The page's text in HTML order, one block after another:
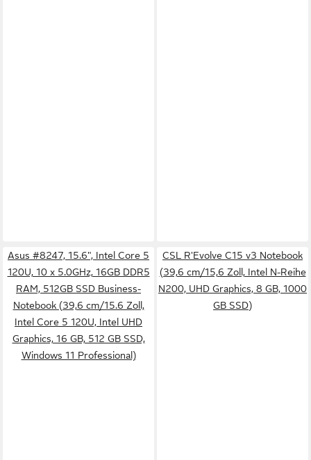
Asus #8247, 15.6", Intel Core 5
120U, 10 x 5.0GHz, 16GB DDR5
RAM, 512GB SSD Business-
Notebook (39,6 cm/15.6 Zoll,
Intel Core 5 120U, Intel UHD
Graphics, 16 GB, 512 GB SSD,
Windows 11 Professional)
CSL R'Evolve C15 v3 Notebook
(39,6 cm/15,6 Zoll, Intel N-Reihe
N200, UHD Graphics, 8 GB, 1000
GB SSD)